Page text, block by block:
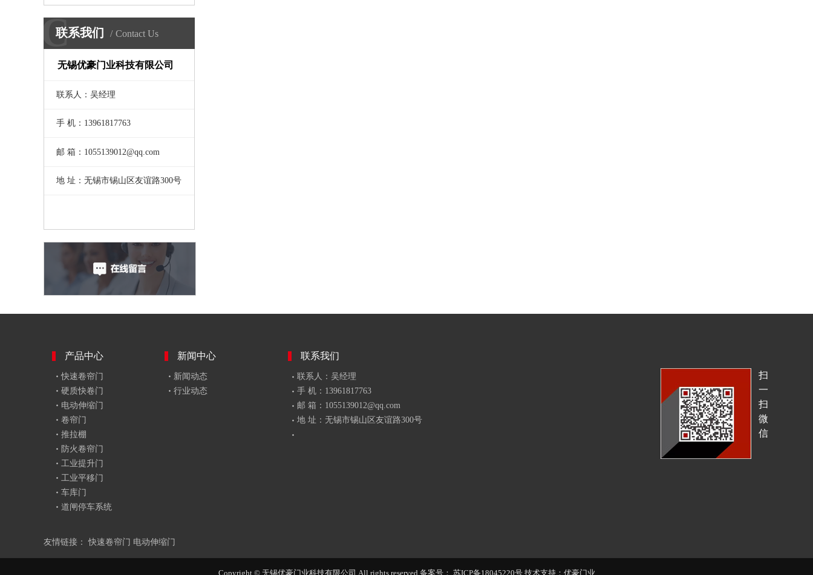
联系我们 Contact Us
C
无锡优豪门业科技有限公司
联系人：吴经理
手 机：13961817763
邮 箱：1055139012@qq.com
地 址：无锡市锡山区友谊路300号
产品中心
快速卷帘门
硬质快卷门
电动伸缩门
卷帘门
推拉棚
防火卷帘门
工业提升门
工业平移门
车库门
道闸停车系统
新闻中心
新闻动态
行业动态
联系我们
联系人：吴经理
手 机：13961817763
邮 箱：1055139012@qq.com
地 址：无锡市锡山区友谊路300号
扫
一
扫
微
信
友情链接：快速卷帘门 电动伸缩门
Copyright © 无锡优豪门业科技有限公司 All rights reserved 备案号： 苏ICP备18045220号技术支持： 优豪门业